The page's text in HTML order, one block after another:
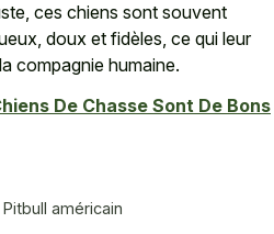
ces chiens sont souvent
doux et fidèles, ce qui leur
compagnie humaine.
De Chasse Sont De Bons
Pitbull américain